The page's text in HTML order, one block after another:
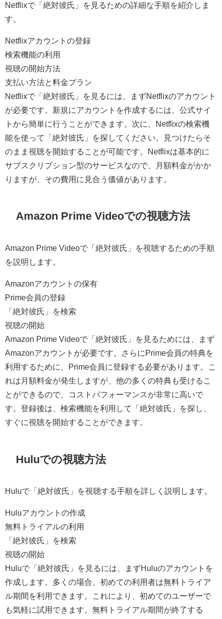
Netflixで「絶対彼氏」を見るための詳細な手順を紹介しま
す。
Netflixアカウントの登録
検索機能の利用
視聴の開始方法
支払い方法と料金プラン
Netflixで「絶対彼氏」を見るには、まずNetflixのアカウント
が必要です。新規にアカウントを作成するには、公式サイ
トから簡単に行うことができます。次に、Netflixの検索機
能を使って「絶対彼氏」を探してください。見つけたらそ
のまま視聴を開始することが可能です。Netflixは基本的に
サブスクリプション型のサービスなので、月額料金がかか
りますが、その費用に見合う価値があります。
Amazon Prime Videoでの視聴方法
Amazon Prime Videoで「絶対彼氏」を視聴するための手順
を説明します。
Amazonアカウントの保有
Prime会員の登録
「絶対彼氏」を検索
視聴の開始
Amazon Prime Videoで「絶対彼氏」を見るためには、まず
Amazonアカウントが必要です。さらにPrime会員の特典を
利用するために、Prime会員に登録する必要があります。こ
れは月額料金が発生しますが、他の多くの特典も受けるこ
とができるので、コストパフォーマンスが非常に高いで
す。登録後は、検索機能を利用して「絶対彼氏」を探し、
すぐに視聴を開始することができます。
Huluでの視聴方法
Huluで「絶対彼氏」を視聴する手順を詳しく説明します。
Huluアカウントの作成
無料トライアルの利用
「絶対彼氏」を検索
視聴の開始
Huluで「絶対彼氏」を見るには、まずHuluのアカウントを
作成します。多くの場合、初めての利用者は無料トライア
ル期間を利用できます。これにより、初めてのユーザーで
も気軽に試用できます。無料トライアル期間が終了する